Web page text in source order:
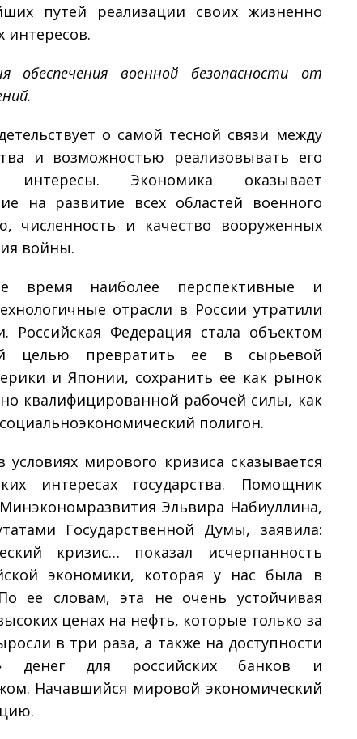
путей реализации своих жизненно
обеспечения военной безопасности от
о самой тесной связи между
и возможностью реализовывать его
интересы. Экономика оказывает
на развитие всех областей военного
численность и качество вооруженных
войны.
время наиболее перспективные и
отрасли в России утратили
Российская Федерация стала объектом
целью превратить ее в сырьевой
и Японии, сохранить ее как рынок
квалифицированной рабочей силы, как
полигон.
мирового кризиса сказывается
интересах государства. Помощник
Минэкономразвития Эльвира Набиуллина,
Государственной Думы, заявила:
кризис… показал исчерпанность
экономики, которая у нас была в
ее словам, эта не очень устойчивая
ценах на нефть, которые только за
в три раза, а также на доступности
денег для российских банков и
Начавшийся мировой экономический